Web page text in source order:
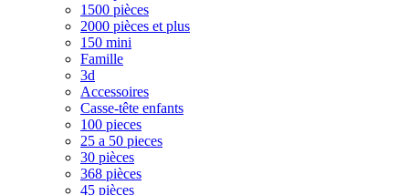
1500 pièces
2000 pièces et plus
150 mini
Famille
3d
Accessoires
Casse-tête enfants
100 pieces
25 a 50 pieces
30 pièces
368 pièces
45 pièces